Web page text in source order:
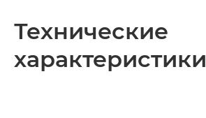
Технические
характеристики